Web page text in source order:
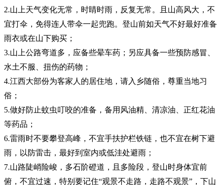
2.山上天气变化无常，时睛时雨，反复无常。且山高风大，不
宜打伞，免得连人带伞一起兜跑。登山前如天气不好最好准备
雨衣或在山下购买；
3.山上公路弯道多，应备些晕车药；另应具备一些预防感冒、
水土不服、扭伤的药物；
4.江西大部份为客家人的居住地，请入乡随俗，尊重当地习
俗；
5.做好防止蚊虫叮咬的准备，备用风油精、清凉油、正红花油
等药品；
6.雷雨时不要攀登高峰，不宜手扶护栏铁链，也不宜在树下避
雨，以防雷击，最好到室内或低洼处避雨；
7.山路陡峭险峻，多石阶磴道，且多险段，登山时身体宜前
俯，不宜过速，特别要记住“观景不走路，走路不观景”，下山